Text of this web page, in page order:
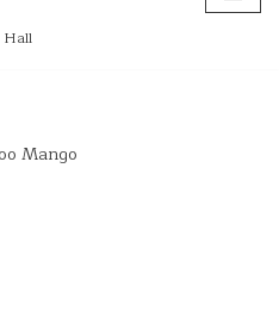
Hall
Mango